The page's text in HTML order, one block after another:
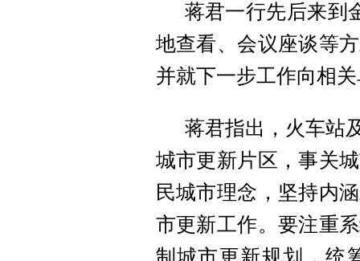
蒋君一行先后来到
地查看、会议座谈等
并就下一步工作向相
蒋君指出，火车站
城市更新片区，事关
民城市理念，坚持内
市更新工作。要注重
制城市更新规划，统